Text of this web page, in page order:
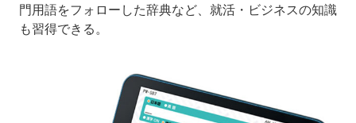
門用語をフォローした辞典など、就活・ビジネスの知識
も習得できる。